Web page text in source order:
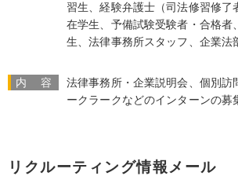
習生、経験弁護士（司法修習修了
在学生、予備試験受験者・合格者
生、法律事務所スタッフ、企業法
内 容
法律事務所・企業説明会、個別訪
ークラークなどのインターンの募
リクルーティング情報メール